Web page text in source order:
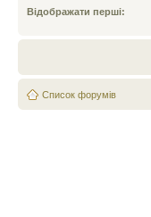
Відображати перші:
Список форумів